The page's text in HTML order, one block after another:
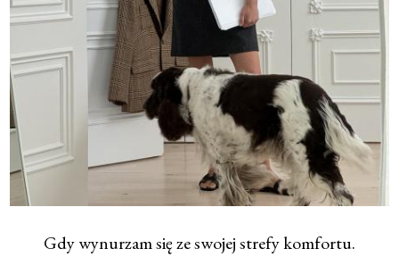
Gdy wynurzam się ze swojej strefy komfortu.